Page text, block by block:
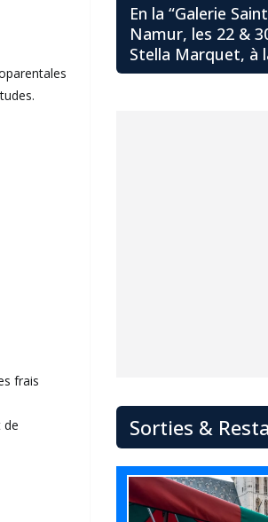
frais
de
En la “Galerie
Namur, les 22 &
Stella Marquet, à
Sorties &